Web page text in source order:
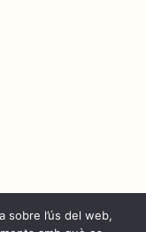
sobre l’ús del web,